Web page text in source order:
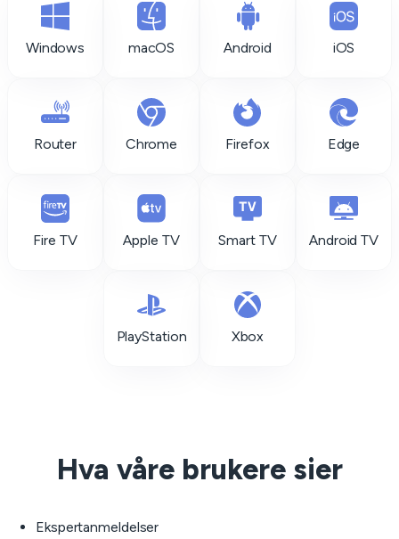
Windows macOS Android iOS
Router Chrome Firefox Edge
Fire TV Apple TV Smart TV Android TV
PlayStation Xbox
Hva våre brukere sier
Ekspertanmeldelser